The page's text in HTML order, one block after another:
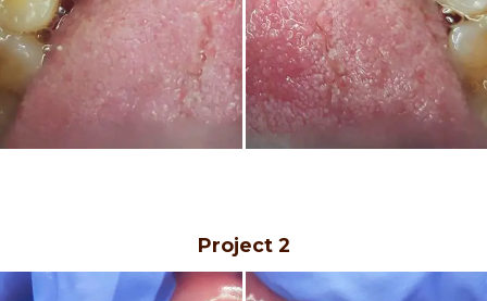
Project 2